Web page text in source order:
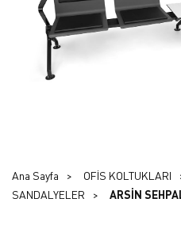
Ana Sayfa OFİS KOLTUKLARI
SANDALYELER
ARSİN